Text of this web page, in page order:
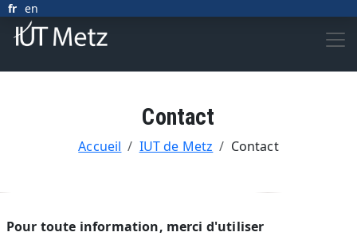
Aller au contenu principal
fr en
Contact
FIL D'ARIANE
Accueil IUT de Metz Contact
Corps
Pour toute information, merci d'utiliser